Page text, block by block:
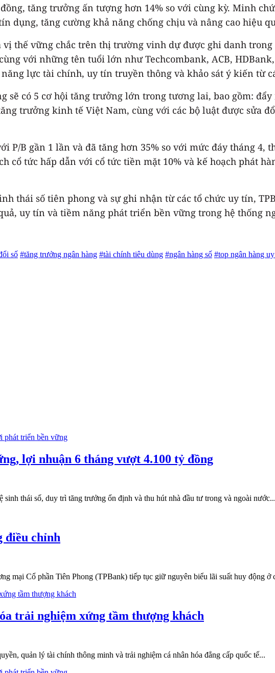
tăng trưởng ấn tượng hơn 14% so với cùng kỳ. Minh
dụng, tăng cường khả năng chống chịu và nâng cao hiệu
thế vững chắc trên thị trường vinh dự được ghi danh
với những tên tuổi lớn như Techcombank, ACB,
lực tài chính, uy tín truyền thông và khảo sát ý kiến từ
sẽ có 5 cơ hội tăng trưởng lớn trong tương lai, bao gồm:
trưởng kinh tế Việt Nam, cùng với các bộ luật được sửa
P/B gần 1 lần và đã tăng hơn 35% so với mức đáy tháng
cổ tức hấp dẫn với cổ tức tiền mặt 10% và kế hoạch phát
thái số tiên phong và sự ghi nhận từ các tổ chức uy tín,
uy tín và tiềm năng phát triển bền vững trong hệ thống
số #tăng trưởng ngân hàng #tài chính tiêu dùng #ngân hàng số #top ngân hàng
lợi nhuận 6 tháng vượt 4.100 tỷ đồng
thái số, duy trì tăng trưởng ổn định và thu hút nhà đầu tư trong và ngoài nước...
điều chỉnh
mại Cổ phần Tiên Phong (TPBank) tiếp tục giữ nguyên biểu lãi suất huy động ở
trải nghiệm xứng tầm thượng khách
quản lý tài chính thông minh và trải nghiệm cá nhân hóa đẳng cấp quốc tế...